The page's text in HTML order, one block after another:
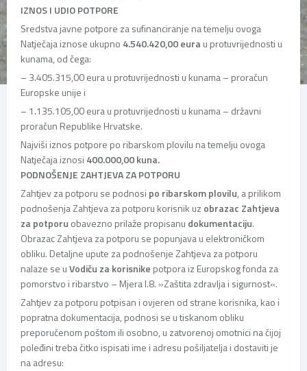
IZNOS I UDIO POTPORE
Sredstva javne potpore za sufinanciranje na temelju ovoga
Natječaja iznose ukupno 4.540.420,00 eura u protuvrijednosti u
kunama, od čega:
– 3.405.315,00 eura u protuvrijednosti u kunama – proračun
Europske unije i
– 1.135.105,00 eura u protuvrijednosti u kunama – državni
proračun Republike Hrvatske.
Najviši iznos potpore po ribarskom plovilu na temelju ovoga
Natječaja iznosi 400.000,00 kuna.
PODNOŠENJE ZAHTJEVA ZA POTPORU
Zahtjev za potporu se podnosi po ribarskom plovilu, a prilikom
podnošenja Zahtjeva za potporu korisnik uz obrazac Zahtjeva
za potporu obavezno prilaže propisanu dokumentaciju.
Obrazac Zahtjeva za potporu se popunjava u elektroničkom
obliku. Detaljne upute za podnošenje Zahtjeva za potporu
nalaze se uVodiču za korisnike potpora iz Europskog fonda za
pomorstvo i ribarstvo – Mjera I.8. »Zaštita zdravlja i sigurnost«.
Zahtjev za potporu potpisan i ovjeren od strane korisnika, kao i
popratna dokumentacija, podnosi se u tiskanom obliku
preporučenom poštom ili osobno, u zatvorenoj omotnici na čijoj
poleđini treba čitko ispisati ime i adresu pošiljatelja i dostaviti je
na adresu: